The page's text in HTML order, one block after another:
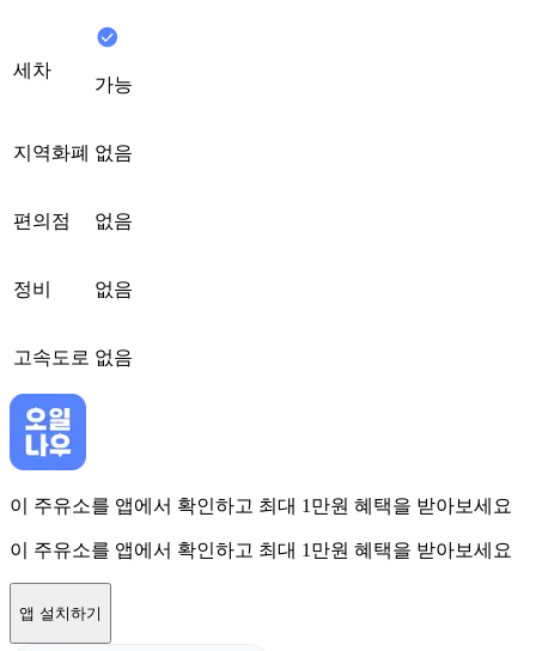
세차
가능
지역화폐 없음
편의점 없음
정비 없음
고속도로 없음
이 주유소를 앱에서 확인하고 최대 1만원 혜택을 받아보세요
이 주유소를 앱에서 확인하고 최대 1만원 혜택을 받아보세요
앱 설치하기